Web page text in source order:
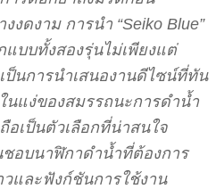
งดงาม การนำ “Seiko Blue”
บบทั้งสองรุ่นไม่เพียงแต่
ป็นการนำเสนองานดีไซน์ที่ทัน
นแง่ของสมรรถนะการดำน้ำ
เป็นตัวเลือกที่น่าสนใจ
อบนาฬิกาดำน้ำที่ต้องการ
วและฟังก์ชันการใช้งาน